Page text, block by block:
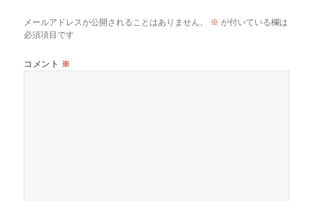
メールアドレスが公開されることはありません。 ※ が付いている欄は
必須項目です
コメント ※